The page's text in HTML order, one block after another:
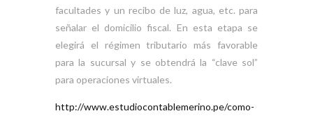
facultades y un recibo de luz, agua, etc. para
señalar el domicilio fiscal. En esta etapa se
elegirá el régimen tributario más favorable
para la sucursal y se obtendrá la “clave sol”
para operaciones virtuales.
http://www.estudiocontablemerino.pe/como-